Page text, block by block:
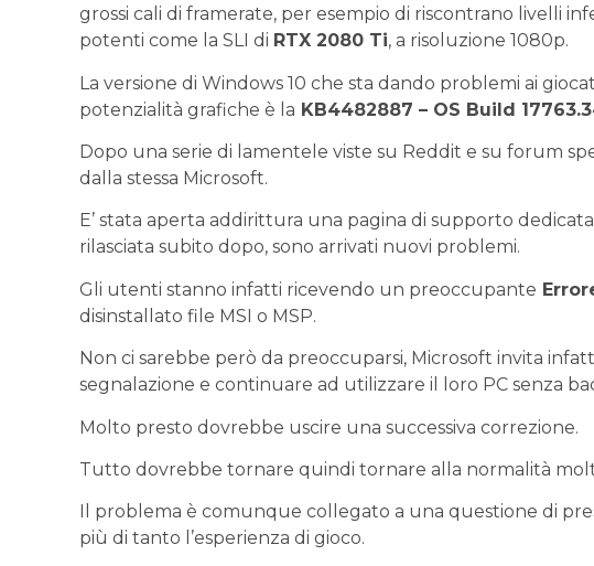
grossi cali di framerate, per esempio di riscontrano livelli
potenti come la SLI di RTX 2080 Ti, a risoluzione 1080p.
La versione di Windows 10 che sta dando problemi ai
potenzialità grafiche è la KB4482887 – OS Build
Dopo una serie di lamentele viste su Reddit e su forum
dalla stessa Microsoft.
E’ stata aperta addirittura una pagina di supporto
rilasciata subito dopo, sono arrivati nuovi problemi.
Gli utenti stanno infatti ricevendo un preoccupante
disinstallato file MSI o MSP.
Non ci sarebbe però da preoccuparsi, Microsoft invita
segnalazione e continuare ad utilizzare il loro PC senza
Molto presto dovrebbe uscire una successiva correzione.
Tutto dovrebbe tornare quindi tornare alla normalità
Il problema è comunque collegato a una questione di
più di tanto l’esperienza di gioco.